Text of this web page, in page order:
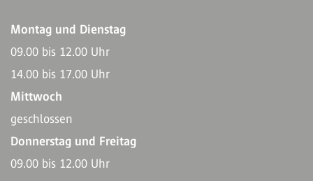
Montag und Dienstag
09.00 bis 12.00 Uhr
14.00 bis 17.00 Uhr
Mittwoch
geschlossen
Donnerstag und Freitag
09.00 bis 12.00 Uhr